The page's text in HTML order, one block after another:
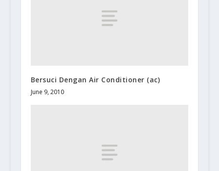
Bersuci Dengan Air Conditioner (ac)
June 9, 2010